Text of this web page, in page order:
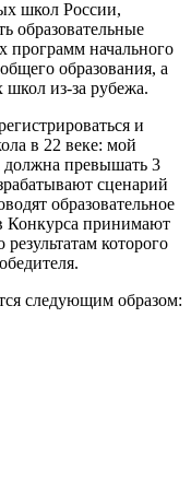
школ России,
образовательные
программ начального
образования, а
школ из-за рубежа.
и
в 22 веке: мой
должна превышать 3
сценарий
образовательное
Конкурса принимают
которого
следующим образом: